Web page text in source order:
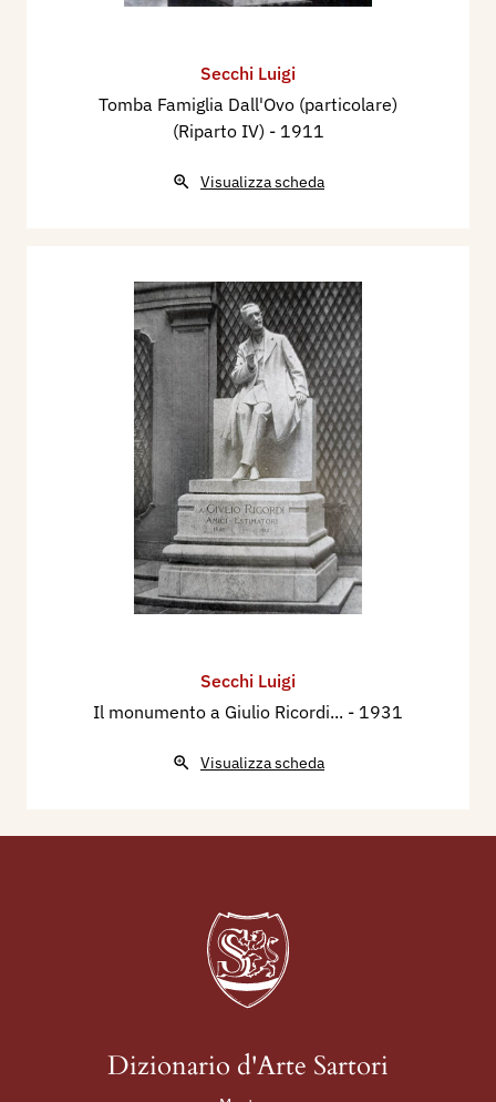
Secchi Luigi
Tomba Famiglia Dall'Ovo (particolare)
(Riparto IV) - 1911
Visualizza scheda
Secchi Luigi
Il monumento a Giulio Ricordi... - 1931
Visualizza scheda
Dizionario d'Arte Sartori